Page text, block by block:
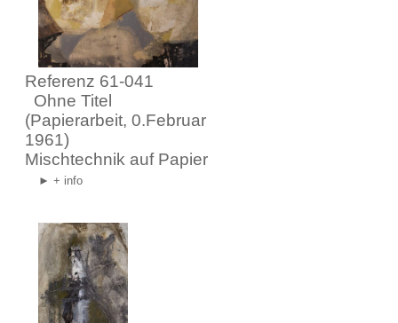
Referenz 61-041
Ohne Titel
(Papierarbeit, 0.Februar
1961)
Mischtechnik auf Papier
► + info